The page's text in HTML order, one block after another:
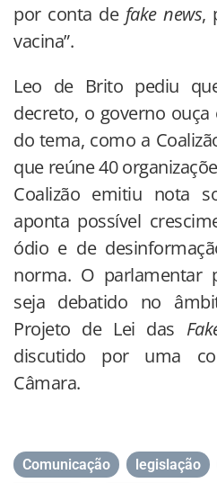
por conta de fake news,
vacina”.
Leo de Brito pediu
decreto, o governo
do tema, como a
que reúne 40
Coalizão emitiu nota
aponta possível
ódio e de
norma. O parlamentar
seja debatido no
Projeto de Lei das
discutido por uma
Câmara.
Comunicação legislação